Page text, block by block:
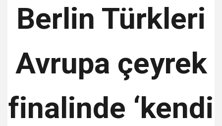
Berlin Türkleri
Avrupa çeyrek
finalinde ‘kendi